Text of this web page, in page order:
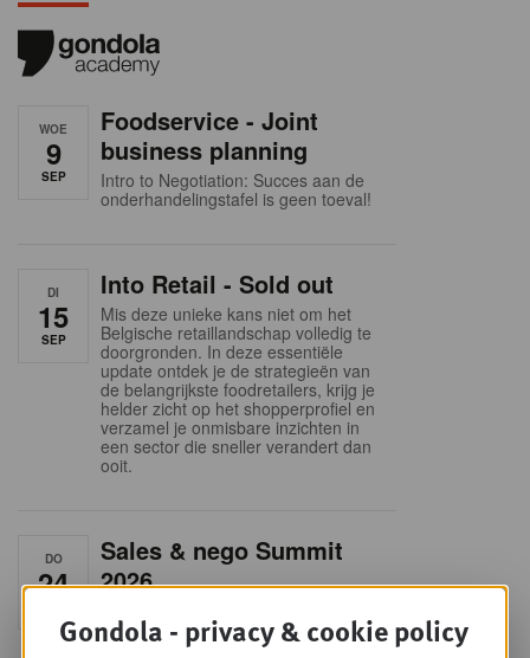
WOE
9
SEP
Foodservice - Joint
business planning
Intro to Negotiation: Succes aan de
onderhandelingstafel is geen toeval!
DI
15
SEP
Into Retail - Sold out
Mis deze unieke kans niet om het
Belgische retaillandschap volledig te
doorgronden. In deze essentiële
update ontdek je de strategieën van
de belangrijkste foodretailers, krijg je
helder zicht op het shopperprofiel en
verzamel je onmisbare inzichten in
een sector die sneller verandert dan
ooit.
DO
24
Sales & nego Summit
2026
Gondola - privacy & cookie policy